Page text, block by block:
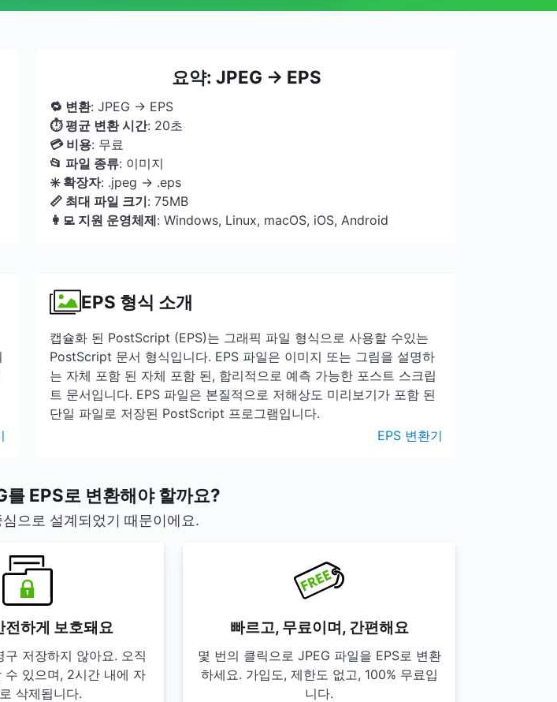
요약: JPEG → EPS
🔁 변환: JPEG → EPS
⏱ 평균 변환 시간: 20초
💳 비용: 무료
📂 파일 종류: 이미지
✳️ 확장자: .jpeg → .eps
📏 최대 파일 크기: 75MB
👩‍💻 지원 운영체제: Windows, Linux, macOS, iOS, Android
EPS 형식 소개
캡슐화 된 PostScript (EPS)는 그래픽 파일 형식으로 사용할 수있는
PostScript 문서 형식입니다. EPS 파일은 이미지 또는 그림을 설명하
는 자체 포함 된 자체 포함 된, 합리적으로 예측 가능한 포스트 스크립
트 문서입니다. EPS 파일은 본질적으로 저해상도 미리보기가 포함 된
단일 파일로 저장된 PostScript 프로그램입니다.
EPS 변환기
EPS로 변환해야 할까요?
으로 설계되었기 때문이에요.
전하게 보호돼요
구 저장하지 않아요. 오직
수 있으며, 2시간 내에 자
삭제됩니다.
빠르고, 무료이며, 간편해요
몇 번의 클릭으로 JPEG 파일을 EPS로 변환
하세요. 가입도, 제한도 없고, 100% 무료입
니다.